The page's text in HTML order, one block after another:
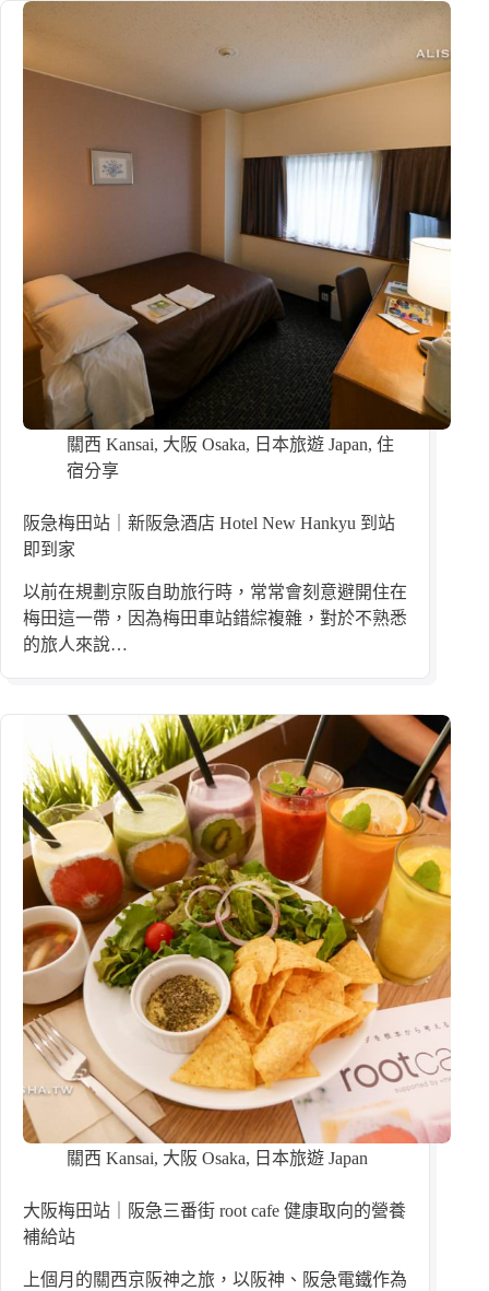
關西 Kansai, 大阪 Osaka, 日本旅遊 Japan, 住
宿分享
阪急梅田站｜新阪急酒店 Hotel New Hankyu 到站
即到家
以前在規劃京阪自助旅行時，常常會刻意避開住在
梅田這一帶，因為梅田車站錯綜複雜，對於不熟悉
的旅人來說…
關西 Kansai, 大阪 Osaka, 日本旅遊 Japan
大阪梅田站｜阪急三番街 root cafe 健康取向的營養
補給站
上個月的關西京阪神之旅，以阪神、阪急電鐵作為